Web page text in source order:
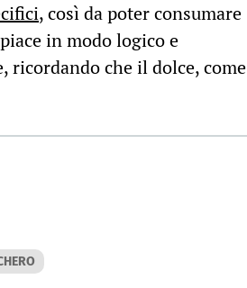
, così da poter consumare
in modo logico e
ricordando che il dolce, come